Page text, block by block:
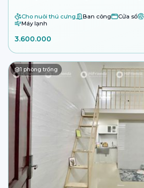
Cho nuôi thú cưng Ban công Cửa sổ
Máy lạnh
3.600.000
1 phòng trống